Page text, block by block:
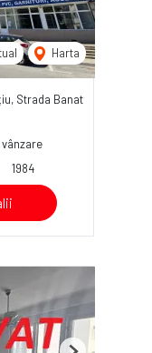
Harta
Strada Banat
1984